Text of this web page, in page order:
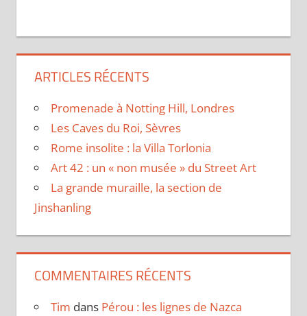
ARTICLES RÉCENTS
Promenade à Notting Hill, Londres
Les Caves du Roi, Sèvres
Rome insolite : la Villa Torlonia
Art 42 : un « non musée » du Street Art
La grande muraille, la section de
Jinshanling
COMMENTAIRES RÉCENTS
Tim dans Pérou : les lignes de Nazca